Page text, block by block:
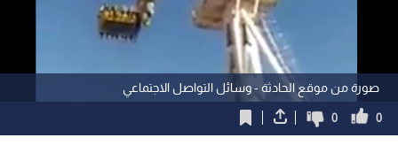
صورة من موقع الحادثة - وسائل التواصل الاجتماعي
0
0